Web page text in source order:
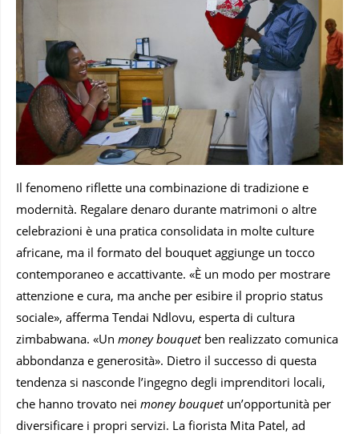
Il fenomeno riflette una combinazione di tradizione e
modernità. Regalare denaro durante matrimoni o altre
celebrazioni è una pratica consolidata in molte culture
africane, ma il formato del bouquet aggiunge un tocco
contemporaneo e accattivante. «È un modo per mostrare
attenzione e cura, ma anche per esibire il proprio status
sociale», afferma Tendai Ndlovu, esperta di cultura
zimbabwana. «Un money bouquetben realizzato comunica
abbondanza e generosità». Dietro il successo di questa
tendenza si nasconde l’ingegno degli imprenditori locali,
che hanno trovato nei money bouquetun’opportunità per
diversificare i propri servizi. La fiorista Mita Patel, ad